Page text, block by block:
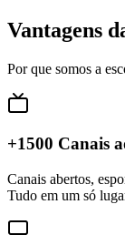
Vantagens
Por que somos a
+1500 Canais
Canais abertos,
Tudo em um só